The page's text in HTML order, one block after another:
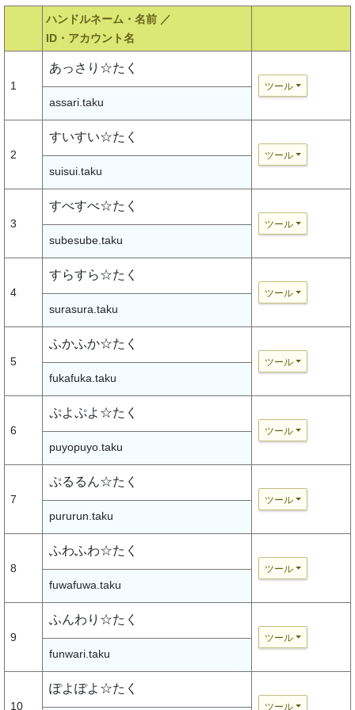
ハンドルネーム・名前 ／
ID・アカウント名
1
あっさり☆たく
ツール
assari.taku
2
すいすい☆たく
ツール
suisui.taku
3
すべすべ☆たく
ツール
subesube.taku
4
すらすら☆たく
ツール
surasura.taku
5
ふかふか☆たく
ツール
fukafuka.taku
6
ぷよぷよ☆たく
ツール
puyopuyo.taku
7
ぷるるん☆たく
ツール
pururun.taku
8
ふわふわ☆たく
ツール
fuwafuwa.taku
9
ふんわり☆たく
ツール
funwari.taku
10
ぽよぽよ☆たく
ツール